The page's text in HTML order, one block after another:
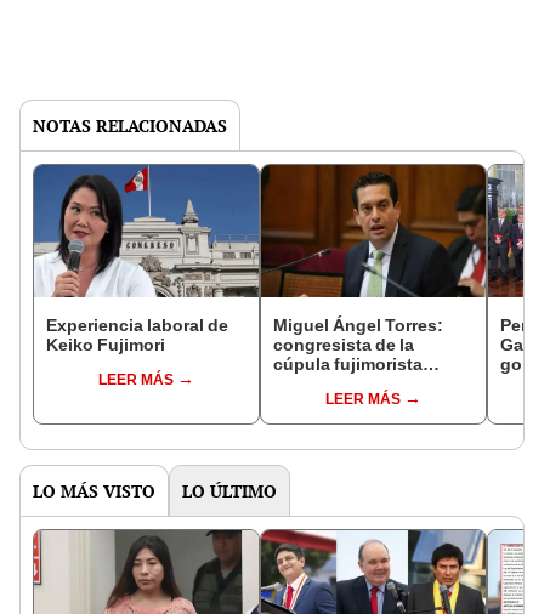
NOTAS RELACIONADAS
Experiencia laboral de
Keiko Fujimori
LEER MÁS
Miguel Ángel Torres:
congresista de la
cúpula fujimorista
del SenadoLEER MÁS
LO MÁS VISTO LO ÚLTIMO